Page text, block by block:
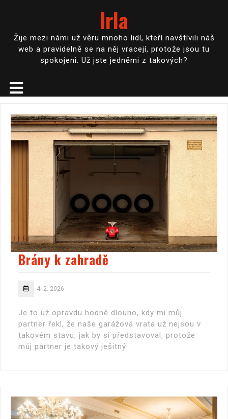
Irla
Žije mezi námi už věru mnoho lidí, kteří navštívili náš
web a pravidelně se na něj vracejí, protože jsou tu
spokojeni. Už jste jedněmi z takových?
Brány k zahradě
4. 2. 2026
Je to už opravdu hodně dlouho, kdy mi můj
partner řekl, že naše garážová vrata už nejsou v
takovém stavu, jak by si představoval, protože
můj partner je takový ješitný